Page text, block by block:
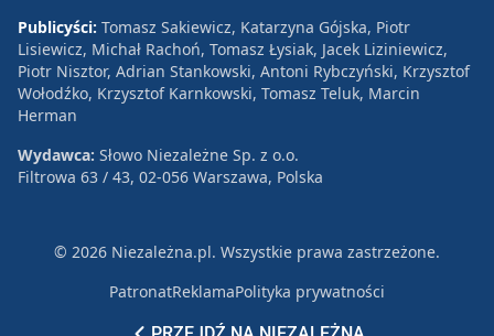
Publicyści: Tomasz Sakiewicz, Katarzyna Gójska, Piotr
Lisiewicz, Michał Rachoń, Tomasz Łysiak, Jacek Liziniewicz,
Piotr Nisztor, Adrian Stankowski, Antoni Rybczyński, Krzysztof
Wołodźko, Krzysztof Karnkowski, Tomasz Teluk, Marcin
Herman
Wydawca: Słowo Niezależne Sp. z o.o.
Filtrowa 63 / 43, 02-056 Warszawa, Polska
© 2026 Niezależna.pl. Wszystkie prawa zastrzeżone.
PatronatReklamaPolityka prywatności